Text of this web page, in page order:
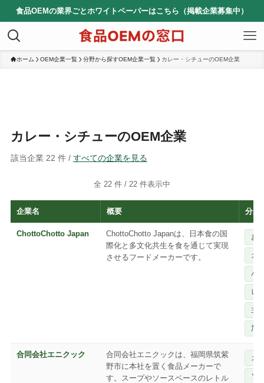
食品OEMの業界ごとホワイトペーパーはこちら（掲載企業募集中）
ホーム OEM企業一覧 分野から探すOEM企業一覧 カレー・シチューのOEM企業
カレー・シチューのOEM企業
該当企業 22 件 / すべての企業を見る
全 22 件 / 22 件表示中
企業名 概要 分野
ChottoChotto Japan
ChottoChotto Japanは、日本食の国
際化と多文化共生を食を通じて実現
させるフードメーカーです。
お
カ
パ
レ
主
加
合同会社エニクック
合同会社エニクックは、福岡県筑紫
野市に本社を置く食品メーカーで
す。スープやソースベースのレトル
カ
ソ